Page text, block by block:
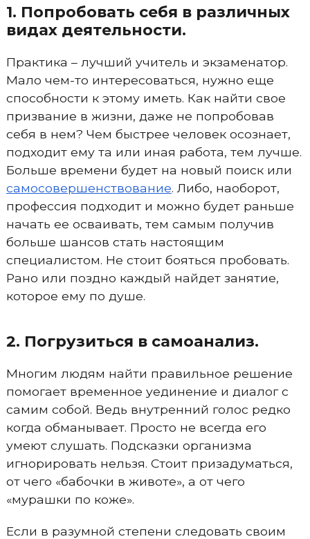
1. Попробовать себя в различных
видах деятельности.
Практика – лучший учитель и экзаменатор.
Мало чем-то интересоваться, нужно еще
способности к этому иметь. Как найти свое
призвание в жизни, даже не попробовав
себя в нем? Чем быстрее человек осознает,
подходит ему та или иная работа, тем лучше.
Больше времени будет на новый поиск или
самосовершенствование. Либо, наоборот,
профессия подходит и можно будет раньше
начать ее осваивать, тем самым получив
больше шансов стать настоящим
специалистом. Не стоит бояться пробовать.
Рано или поздно каждый найдет занятие,
которое ему по душе.
2. Погрузиться в самоанализ.
Многим людям найти правильное решение
помогает временное уединение и диалог с
самим собой. Ведь внутренний голос редко
когда обманывает. Просто не всегда его
умеют слушать. Подсказки организма
игнорировать нельзя. Стоит призадуматься,
от чего «бабочки в животе», а от чего
«мурашки по коже».
Если в разумной степени следовать своим